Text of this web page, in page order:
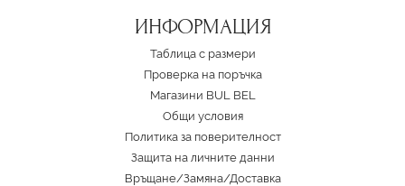
ИНФОРМАЦИЯ
Таблица с размери
Проверка на поръчка
Магазини BUL BEL
Oбщи условия
Политика за поверителност
Защита на личните данни
Връщане/Замяна/Доставка